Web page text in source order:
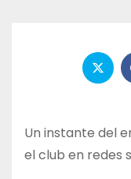
Un instante del
el club en redes